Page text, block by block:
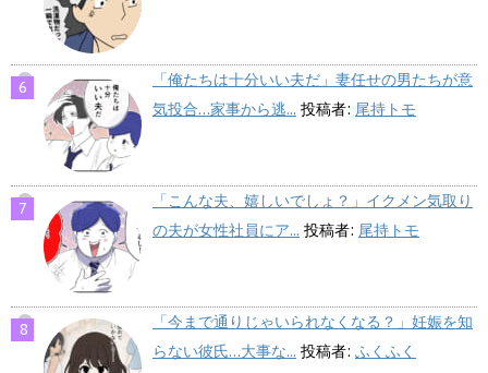
「俺たちは十分いい夫だ」妻任せの男たちが意
気投合…家事から逃... 投稿者: 尾持トモ
「こんな夫、嬉しいでしょ？」イクメン気取り
の夫が女性社員にア... 投稿者: 尾持トモ
「今まで通りじゃいられなくなる？」妊娠を知
らない彼氏…大事な... 投稿者: ふくふく